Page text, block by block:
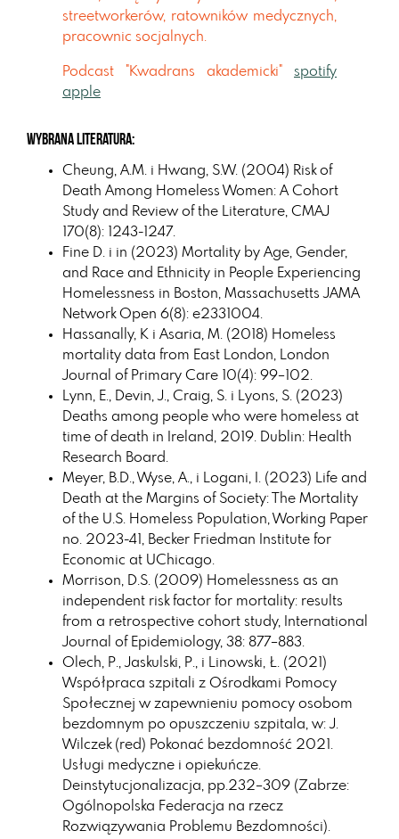
streetworkerów, ratowników medycznych,
pracownic socjalnych.
Podcast "Kwadrans akademicki" spotify
apple
Wybrana literatura:
Cheung, A.M. i Hwang, S.W. (2004) Risk of
Death Among Homeless Women: A Cohort
Study and Review of the Literature, CMAJ
170(8): 1243-1247.
Fine D. i in (2023) Mortality by Age, Gender,
and Race and Ethnicity in People Experiencing
Homelessness in Boston, Massachusetts JAMA
Network Open 6(8): e2331004.
Hassanally, K i Asaria, M. (2018) Homeless
mortality data from East London, London
Journal of Primary Care 10(4): 99–102.
Lynn, E., Devin, J., Craig, S. i Lyons, S. (2023)
Deaths among people who were homeless at
time of death in Ireland, 2019. Dublin: Health
Research Board.
Meyer, B.D., Wyse, A., i Logani, I. (2023) Life and
Death at the Margins of Society: The Mortality
of the U.S. Homeless Population, Working Paper
no. 2023-41, Becker Friedman Institute for
Economic at UChicago.
Morrison, D.S. (2009) Homelessness as an
independent risk factor for mortality: results
from a retrospective cohort study, International
Journal of Epidemiology, 38: 877–883.
Olech, P., Jaskulski, P., i Linowski, Ł. (2021)
Współpraca szpitali z Ośrodkami Pomocy
Społecznej w zapewnieniu pomocy osobom
bezdomnym po opuszczeniu szpitala, w: J.
Wilczek (red) Pokonać bezdomność 2021.
Usługi medyczne i opiekuńcze.
Deinstytucjonalizacja, pp.232–309 (Zabrze:
Ogólnopolska Federacja na rzecz
Rozwiązywania Problemu Bezdomności).